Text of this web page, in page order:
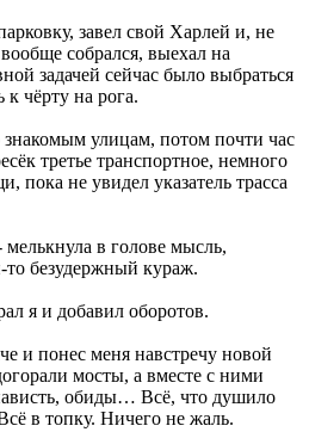
завел свой Харлей и, не
собрался, выехал на
задачей сейчас было выбраться
чёрту на рога.
знакомым улицам, потом почти час
третье транспортное, немного
пока не увидел указатель трасса
в голове мысль,
безудержный кураж.
я и добавил оборотов.
и понес меня навстречу новой
мосты, а вместе с ними
обиды… Всё, что душило
в топку. Ничего не жаль.